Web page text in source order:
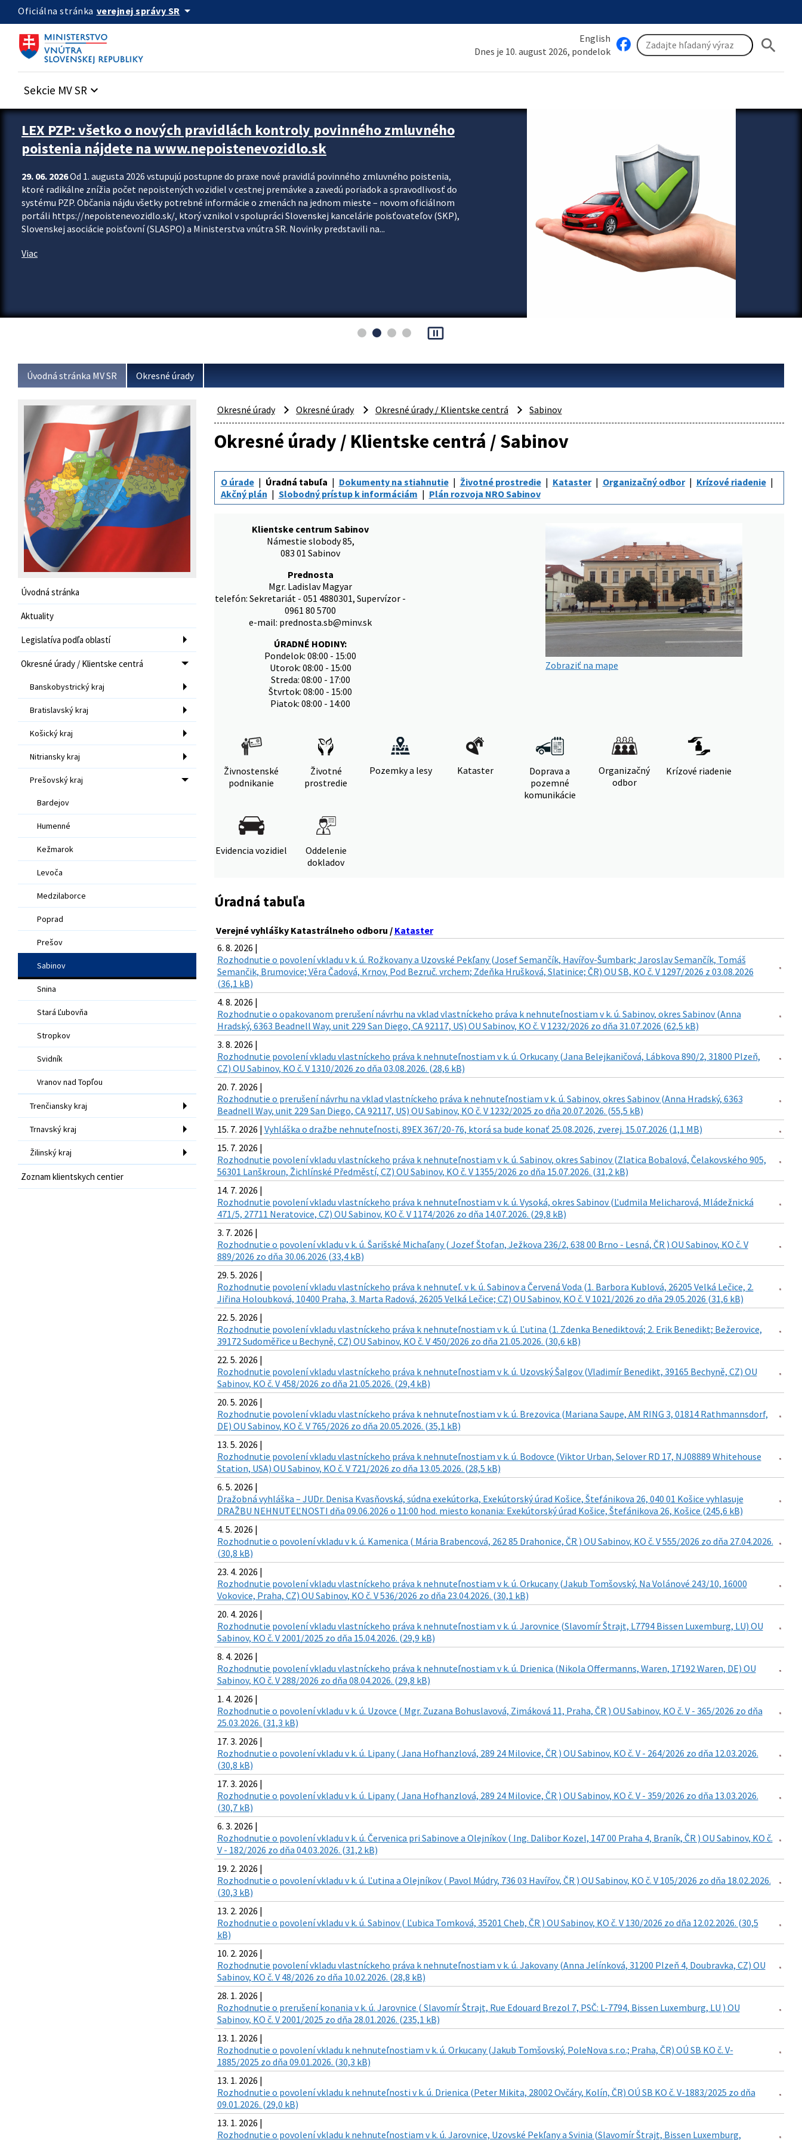
Preskocit na hlavný obsah
Oficiálna stránka verejnej správy SR arrow_drop_down
English
Dnes je 10. august 2026, pondelok
search
Sekcie MV SR keyboard_arrow_down
Zastavit automatický posun upútavok
LEX PZP: všetko o nových pravidlách kontroly povinného zmluvného
poistenia nájdete na www.nepoistenevozidlo.sk
29. 06. 2026Od 1. augusta 2026 vstupujú postupne do praxe nové pravidlá povinného zmluvného poistenia,
ktoré radikálne znížia počet nepoistených vozidiel v cestnej premávke a zavedú poriadok a spravodlivosť do
systému PZP. Občania nájdu všetky potrebné informácie o zmenách na jednom mieste – novom oficiálnom
portáli https://nepoistenevozidlo.sk/, ktorý vznikol v spolupráci Slovenskej kancelárie poisťovateľov (SKP),
Slovenskej asociácie poisťovní (SLASPO) a Ministerstva vnútra SR. Novinky predstavili na...
Viac
pause_presentation
Úvodná stránka MV SR Okresné úrady
Úvodná stránka
Aktuality
Legislatíva podľa oblastí
Okresné úrady / Klientske centrá
Banskobystrický kraj
Bratislavský kraj
Košický kraj
Nitriansky kraj
Prešovský kraj
Bardejov
Humenné
Kežmarok
Levoča
Medzilaborce
Poprad
Prešov
Sabinov
Snina
Stará Ľubovňa
Stropkov
Svidník
Vranov nad Topľou
Trenčiansky kraj
Trnavský kraj
Žilinský kraj
Zoznam klientskych centier
Okresné úrady Okresné úrady Okresné úrady / Klientske centrá Sabinov
Okresné úrady / Klientske centrá / Sabinov
O úrade Úradná tabuľa Dokumenty na stiahnutie Životné prostredie Kataster Organizačný odbor
Krízové riadenie
Akčný plán
Slobodný prístup k informáciám Plán rozvoja NRO Sabinov
Klientske centrum Sabinov
Námestie slobody 85,
083 01 Sabinov
Prednosta
Mgr. Ladislav Magyar
telefón: Sekretariát - 051 4880301, Supervízor -
0961 80 5700
e-mail: prednosta.sb@minv.sk
ÚRADNÉ HODINY:
Pondelok: 08:00 - 15:00
Utorok: 08:00 - 15:00
Streda: 08:00 - 17:00
Štvrtok: 08:00 - 15:00
Piatok: 08:00 - 14:00
Zobraziť na mape
Živnostenské
podnikanie
Životné
prostredie
Pozemky a lesy Kataster
Doprava a
pozemné
komunikácie
Organizačný
odbor
Krízové riadenie
Evidencia vozidiel
Oddelenie
dokladov
Úradná tabuľa
Verejné vyhlášky Katastrálneho odboru / Kataster
6. 8. 2026 |
Rozhodnutie o povolení vkladu v k. ú. Rožkovany a Uzovské Pekľany (Josef Semančík, Havířov-Šumbark; Jaroslav Semančík, Tomáš
Semančik, Brumovice; Věra Čadová, Krnov, Pod Bezruč. vrchem; Zdeňka Hrušková, Slatinice; ČR) OU SB, KO č. V 1297/2026 z 03.08.2026
(36,1 kB)
4. 8. 2026 |
Rozhodnutie o opakovanom prerušení návrhu na vklad vlastníckeho práva k nehnuteľnostiam v k. ú. Sabinov, okres Sabinov (Anna
Hradský, 6363 Beadnell Way, unit 229 San Diego, CA 92117, US) OU Sabinov, KO č. V 1232/2026 zo dňa 31.07.2026 (62,5 kB)
3. 8. 2026 |
Rozhodnutie povolení vkladu vlastníckeho práva k nehnuteľnostiam v k. ú. Orkucany (Jana Belejkaničová, Lábkova 890/2, 31800 Plzeň,
CZ) OU Sabinov, KO č. V 1310/2026 zo dňa 03.08.2026. (28,6 kB)
20. 7. 2026 |
Rozhodnutie o prerušení návrhu na vklad vlastníckeho práva k nehnuteľnostiam v k. ú. Sabinov, okres Sabinov (Anna Hradský, 6363
Beadnell Way, unit 229 San Diego, CA 92117, US) OU Sabinov, KO č. V 1232/2025 zo dňa 20.07.2026. (55,5 kB)
15. 7. 2026 | Vyhláška o dražbe nehnuteľnosti, 89EX 367/20-76, ktorá sa bude konať 25.08.2026, zverej. 15.07.2026 (1,1 MB)
15. 7. 2026 |
Rozhodnutie povolení vkladu vlastníckeho práva k nehnuteľnostiam v k. ú. Sabinov, okres Sabinov (Zlatica Bobalová, Čelakovského 905,
56301 Lanškroun, Žichlínské Předměstí, CZ) OU Sabinov, KO č. V 1355/2026 zo dňa 15.07.2026. (31,2 kB)
14. 7. 2026 |
Rozhodnutie povolení vkladu vlastníckeho práva k nehnuteľnostiam v k. ú. Vysoká, okres Sabinov (Ľudmila Melicharová, Mládežnická
471/5, 27711 Neratovice, CZ) OU Sabinov, KO č. V 1174/2026 zo dňa 14.07.2026. (29,8 kB)
3. 7. 2026 |
Rozhodnutie o povolení vkladu v k. ú. Šarišské Michaľany ( Jozef Štofan, Ježkova 236/2, 638 00 Brno - Lesná, ČR ) OU Sabinov, KO č. V
889/2026 zo dňa 30.06.2026 (33,4 kB)
29. 5. 2026 |
Rozhodnutie povolení vkladu vlastníckeho práva k nehnuteľ. v k. ú. Sabinov a Červená Voda (1. Barbora Kublová, 26205 Velká Lečice, 2.
Jiřina Holoubková, 10400 Praha, 3. Marta Radová, 26205 Velká Lečice; CZ) OU Sabinov, KO č. V 1021/2026 zo dňa 29.05.2026 (31,6 kB)
22. 5. 2026 |
Rozhodnutie povolení vkladu vlastníckeho práva k nehnuteľnostiam v k. ú. Ľutina (1. Zdenka Benediktová; 2. Erik Benedikt; Bežerovice,
39172 Sudoměřice u Bechyně, CZ) OU Sabinov, KO č. V 450/2026 zo dňa 21.05.2026. (30,6 kB)
22. 5. 2026 |
Rozhodnutie povolení vkladu vlastníckeho práva k nehnuteľnostiam v k. ú. Uzovský Šalgov (Vladimír Benedikt, 39165 Bechyně, CZ) OU
Sabinov, KO č. V 458/2026 zo dňa 21.05.2026. (29,4 kB)
20. 5. 2026 |
Rozhodnutie povolení vkladu vlastníckeho práva k nehnuteľnostiam v k. ú. Brezovica (Mariana Saupe, AM RING 3, 01814 Rathmannsdorf,
DE) OU Sabinov, KO č. V 765/2026 zo dňa 20.05.2026. (35,1 kB)
13. 5. 2026 |
Rozhodnutie povolení vkladu vlastníckeho práva k nehnuteľnostiam v k. ú. Bodovce (Viktor Urban, Selover RD 17, NJ08889 Whitehouse
Station, USA) OU Sabinov, KO č. V 721/2026 zo dňa 13.05.2026. (28,5 kB)
6. 5. 2026 |
Dražobná vyhláška – JUDr. Denisa Kvasňovská, súdna exekútorka, Exekútorský úrad Košice, Štefánikova 26, 040 01 Košice vyhlasuje
DRAŽBU NEHNUTEĽNOSTI dňa 09.06.2026 o 11:00 hod. miesto konania: Exekútorský úrad Košice, Štefánikova 26, Košice (245,6 kB)
4. 5. 2026 |
Rozhodnutie o povolení vkladu v k. ú. Kamenica ( Mária Brabencová, 262 85 Drahonice, ČR ) OU Sabinov, KO č. V 555/2026 zo dňa 27.04.2026.
(30,8 kB)
23. 4. 2026 |
Rozhodnutie povolení vkladu vlastníckeho práva k nehnuteľnostiam v k. ú. Orkucany (Jakub Tomšovský, Na Volánové 243/10, 16000
Vokovice, Praha, CZ) OU Sabinov, KO č. V 536/2026 zo dňa 23.04.2026. (30,1 kB)
20. 4. 2026 |
Rozhodnutie povolení vkladu vlastníckeho práva k nehnuteľnostiam v k. ú. Jarovnice (Slavomír Štrajt, L7794 Bissen Luxemburg, LU) OU
Sabinov, KO č. V 2001/2025 zo dňa 15.04.2026. (29,9 kB)
8. 4. 2026 |
Rozhodnutie povolení vkladu vlastníckeho práva k nehnuteľnostiam v k. ú. Drienica (Nikola Offermanns, Waren, 17192 Waren, DE) OU
Sabinov, KO č. V 288/2026 zo dňa 08.04.2026. (29,8 kB)
1. 4. 2026 |
Rozhodnutie o povolení vkladu v k. ú. Uzovce ( Mgr. Zuzana Bohuslavová, Zimáková 11, Praha, ČR ) OU Sabinov, KO č. V - 365/2026 zo dňa
25.03.2026. (31,3 kB)
17. 3. 2026 |
Rozhodnutie o povolení vkladu v k. ú. Lipany ( Jana Hofhanzlová, 289 24 Milovice, ČR ) OU Sabinov, KO č. V - 264/2026 zo dňa 12.03.2026.
(30,8 kB)
17. 3. 2026 |
Rozhodnutie o povolení vkladu v k. ú. Lipany ( Jana Hofhanzlová, 289 24 Milovice, ČR ) OU Sabinov, KO č. V - 359/2026 zo dňa 13.03.2026.
(30,7 kB)
6. 3. 2026 |
Rozhodnutie o povolení vkladu v k. ú. Červenica pri Sabinove a Olejníkov ( Ing. Dalibor Kozel, 147 00 Praha 4, Braník, ČR ) OU Sabinov, KO č.
V - 182/2026 zo dňa 04.03.2026. (31,2 kB)
19. 2. 2026 |
Rozhodnutie o povolení vkladu v k. ú. Ľutina a Olejníkov ( Pavol Múdry, 736 03 Havířov, ČR ) OU Sabinov, KO č. V 105/2026 zo dňa 18.02.2026.
(30,3 kB)
13. 2. 2026 |
Rozhodnutie o povolení vkladu v k. ú. Sabinov ( Ľubica Tomková, 35201 Cheb, ČR ) OU Sabinov, KO č. V 130/2026 zo dňa 12.02.2026. (30,5
kB)
10. 2. 2026 |
Rozhodnutie povolení vkladu vlastníckeho práva k nehnuteľnostiam v k. ú. Jakovany (Anna Jelínková, 31200 Plzeň 4, Doubravka, CZ) OU
Sabinov, KO č. V 48/2026 zo dňa 10.02.2026. (28,8 kB)
28. 1. 2026 |
Rozhodnutie o prerušení konania v k. ú. Jarovnice ( Slavomír Štrajt, Rue Edouard Brezol 7, PSČ: L-7794, Bissen Luxemburg, LU ) OU
Sabinov, KO č. V 2001/2025 zo dňa 28.01.2026. (235,1 kB)
13. 1. 2026 |
Rozhodnutie o povolení vkladu k nehnuteľnostiam v k. ú. Orkucany (Jakub Tomšovský, PoleNova s.r.o.; Praha, ČR) OÚ SB KO č. V-
1885/2025 zo dňa 09.01.2026. (30,3 kB)
13. 1. 2026 |
Rozhodnutie o povolení vkladu k nehnuteľnosti v k. ú. Drienica (Peter Mikita, 28002 Ovčáry, Kolín, ČR) OÚ SB KO č. V-1883/2025 zo dňa
09.01.2026. (29,0 kB)
13. 1. 2026 |
Rozhodnutie o povolení vkladu k nehnuteľnostiam v k. ú. Jarovnice, Uzovské Pekľany a Svinia (Slavomír Štrajt, Bissen Luxemburg,